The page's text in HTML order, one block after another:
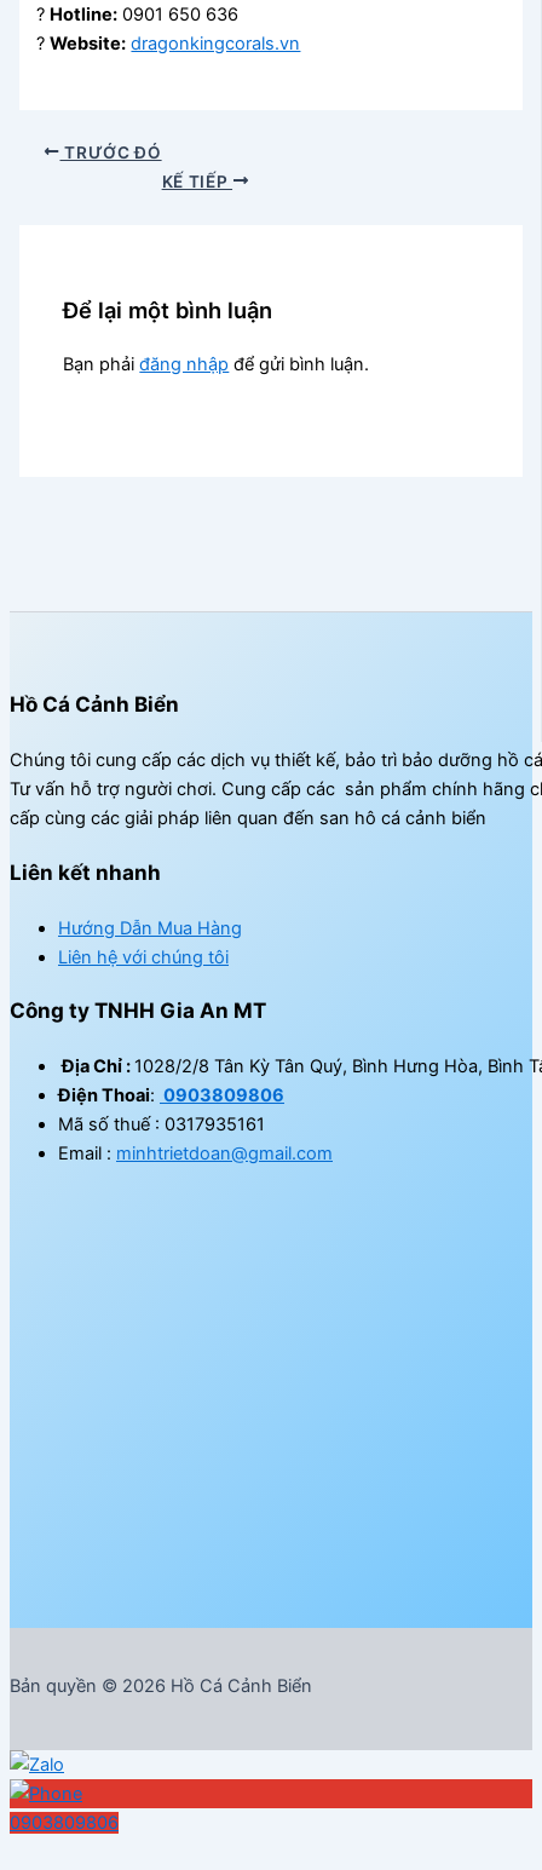
? Hotline: 0901 650 636
?Website: dragonkingcorals.vn
TRƯỚC ĐÓ
KẾ TIẾP
Để lại một bình luận
Bạn phảiđăng nhập để gửi bình luận.
Hồ Cá Cảnh Biển
Chúng tôi cung cấp các dịch vụ thiết kế, bảo trì bảo dưỡng hồ
Tư vấn hỗ trợ người chơi. Cung cấp các sản phẩm chính hãng
cấp cùng các giải pháp liên quan đến san hô cá cảnh biển
Liên kết nhanh
Hướng Dẫn Mua Hàng
Liên hệ với chúng tôi
Công ty TNHH Gia An MT
Địa Chỉ :1028/2/8 Tân Kỳ Tân Quý, Bình Hưng Hòa, Bình
Điện Thoai: 0903809806
Mã số thuế : 0317935161
Email : minhtrietdoan@gmail.com
Bản quyền © 2026 Hồ Cá Cảnh Biển
0903809806